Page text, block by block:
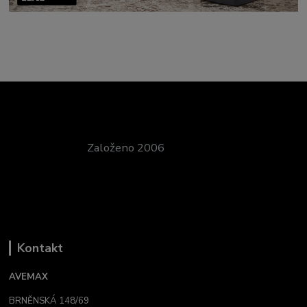
Založeno 2006
Kontakt
AVEMAX
BRNĚNSKÁ 148/69